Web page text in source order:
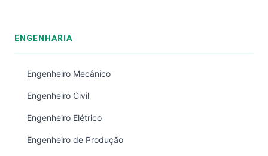
ENGENHARIA
Engenheiro Mecânico
Engenheiro Civil
Engenheiro Elétrico
Engenheiro de Produção